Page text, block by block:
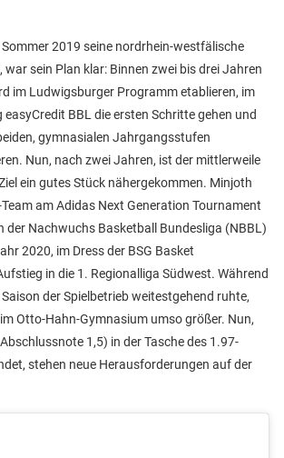
2019 seine nordrhein-westfälische
war sein Plan klar: Binnen zwei bis drei Jahren
im Ludwigsburger Programm etablieren, im
BBL die ersten Schritte gehen und
gymnasialen Jahrgangsstufen
Nun, nach zwei Jahren, ist der mittlerweile
ein gutes Stück nähergekommen. Minjoth
am Adidas Next Generation Tournament
der Nachwuchs Basketball Bundesliga (NBBL)
2020, im Dress der BSG Basket
in die 1. Regionalliga Südwest. Während
der Spielbetrieb weitestgehend ruhte,
Otto-Hahn-Gymnasium umso größer. Nun,
1,5) in der Tasche des 1.97-
stehen neue Herausforderungen auf der